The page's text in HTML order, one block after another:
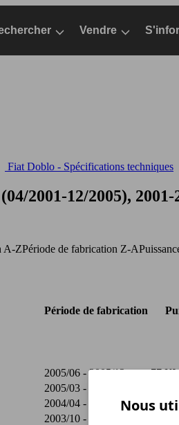
Vendre
Fiat Doblo - Spécifications techniques
2001-12/2005), 2001-
A-ZPériode de fabrication Z-A
Période de fabrication
2005/06 - 2005/12 77
2005/03 - 2005/12
2004/04 - 2005/12 77
2003/10 - 2005/03 77
Nous